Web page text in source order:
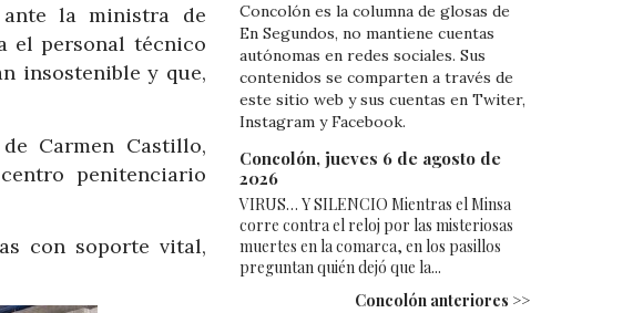
ante la ministra de
el personal técnico
insostenible y que,
Carmen Castillo,
penitenciario
con soporte vital,
Concolón es la columna de glosas de
En Segundos, no mantiene cuentas
autónomas en redes sociales. Sus
contenidos se comparten a través de
este sitio web y sus cuentas en Twiter,
Instagram y Facebook.
Concolón, jueves 6 de agosto de
2026
VIRUS… Y SILENCIO Mientras el Minsa
corre contra el reloj por las misteriosas
muertes en la comarca, en los pasillos
preguntan quién dejó que la...
Concolón anteriores >>